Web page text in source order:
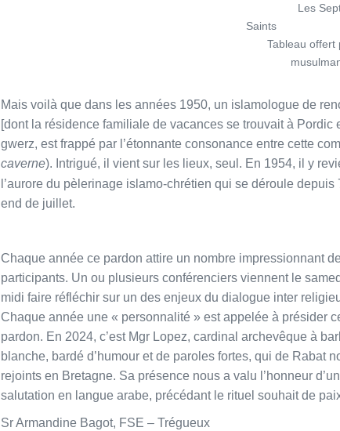
Les
Tableau offert
Mais voilà que dans les années 1950, un islamologue de
[dont la résidence familiale de vacances se trouvait à Pordic
gwerz, est frappé par l’étonnante consonance entre cette
caverne). Intrigué, il vient sur les lieux, seul. En 1954, il y
l’aurore du pèlerinage islamo-chrétien qui se déroule
end de juillet.
Chaque année ce pardon attire un nombre impressionnant
participants. Un ou plusieurs conférenciers viennent le
midi faire réfléchir sur un des enjeux du dialogue inter
Chaque année une « personnalité » est appelée à présider
pardon. En 2024, c’est Mgr Lopez, cardinal archevêque à
blanche, bardé d’humour et de paroles fortes, qui de Rabat
rejoints en Bretagne. Sa présence nous a valu l’honneur
salutation en langue arabe, précédant le rituel souhait de
Sr Armandine Bagot, FSE – Trégueux